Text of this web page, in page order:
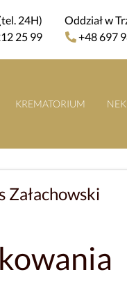
24H)
25 99
Oddział w
+48 697
KREMATORIUM
Załachowski